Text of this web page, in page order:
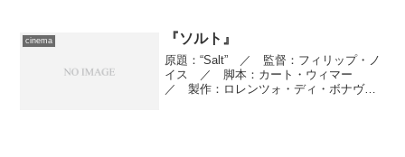
……まあ無理だろね、事件を通して成長
はしたっぽいがそれはそれ。
cinema 『ソルト』
原題：“Salt” ／ 監督：フィリップ・ノ
イス ／ 脚本：カート・ウィマー
／ 製作：ロレンツォ・ディ・ボナヴェ